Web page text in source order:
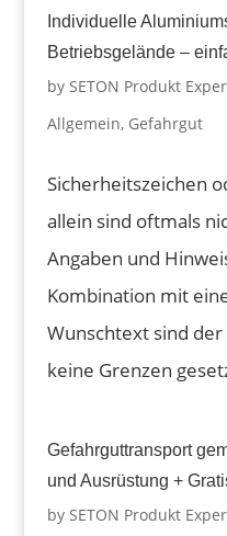
Individuelle
Betriebsgelände –
by SETON Produkt
Allgemein, Gefahrgut
Sicherheitszeichen
allein sind oftmals
Angaben und
Kombination mit
Wunschtext sind
keine Grenzen
Gefahrguttransport
und Ausrüstung +
by SETON Produkt